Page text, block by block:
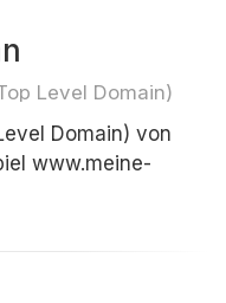
Level Domain)
Domain) von
www.meine-